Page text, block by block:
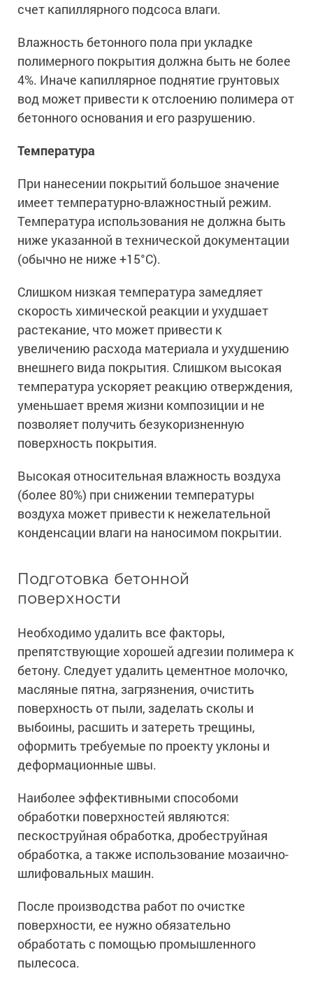
счет капиллярного подсоса влаги.
Влажность бетонного пола при укладке
полимерного покрытия должна быть не более
4%. Иначе капиллярное поднятие грунтовых
вод может привести к отслоению полимера от
бетонного основания и его разрушению.
Температура
При нанесении покрытий большое значение
имеет температурно-влажностный режим.
Температура использования не должна быть
ниже указанной в технической документации
(обычно не ниже +15°С).
Слишком низкая температура замедляет
скорость химической реакции и ухудшает
растекание, что может привести к
увеличению расхода материала и ухудшению
внешнего вида покрытия. Слишком высокая
температура ускоряет реакцию отверждения,
уменьшает время жизни композиции и не
позволяет получить безукоризненную
поверхность покрытия.
Высокая относительная влажность воздуха
(более 80%) при снижении температуры
воздуха может привести к нежелательной
конденсации влаги на наносимом покрытии.
Подготовка бетонной
поверхности
Необходимо удалить все факторы,
препятствующие хорошей адгезии полимера к
бетону. Следует удалить цементное молочко,
масляные пятна, загрязнения, очистить
поверхность от пыли, заделать сколы и
выбоины, расшить и затереть трещины,
оформить требуемые по проекту уклоны и
деформационные швы.
Наиболее эффективными способоми
обработки поверхностей являются:
пескоструйная обработка, дробеструйная
обработка, а также использование мозаично-
шлифовальных машин.
После производства работ по очистке
поверхности, ее нужно обязательно
обработать с помощью промышленного
пылесоса.